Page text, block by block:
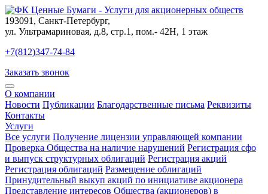
193091 , Санкт-Петербург,
ул. Ультрамариновая, д.8, стр.1, пом.- 42Н, 1 этаж
+7(812)347-74-84
Заказать звонок
О компании
Новости Публикации Благодарственные письма Реквизиты
Контакты
Услуги
Все услуги Получение лицензии управляющей компании
Проверка Общества на наличие нарушений Регистрация сфо
и выпуск структурных облигаций Регистрация акций
Регистрация облигаций Размещение облигаций
Принудительный выкуп акций по инициативе акционера
Представление интересов Общества (акционеров) в